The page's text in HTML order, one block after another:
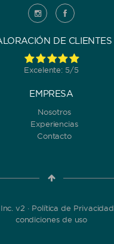
DE CLIENTES
Excelente: 5/5
EMPRESA
Nosotros
Experiencias
Contacto
v2 · Política de Privacidad
condiciones de uso